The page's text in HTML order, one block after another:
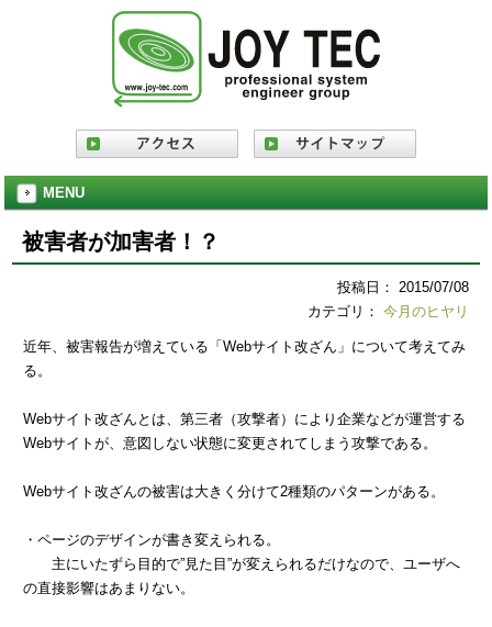
MENU
被害者が加害者！？
投稿日： 2015/07/08
カテゴリ： 今月のヒヤリ
近年、被害報告が増えている「Webサイト改ざん」について考えてみ
る。
Webサイト改ざんとは、第三者（攻撃者）により企業などが運営する
Webサイトが、意図しない状態に変更されてしまう攻撃である。
Webサイト改ざんの被害は大きく分けて2種類のパターンがある。
・ページのデザインが書き変えられる。
主にいたずら目的で”見た目”が変えられるだけなので、ユーザへ
の直接影響はあまりない。